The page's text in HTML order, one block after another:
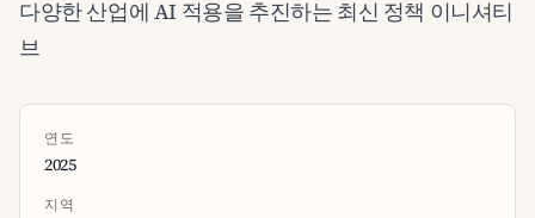
다양한 산업에 AI 적용을 추진하는 최신 정책 이니셔티
브
연도
2025
지역